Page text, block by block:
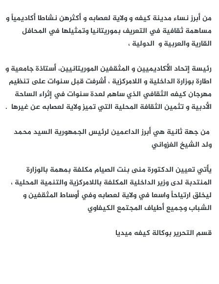
من أبرز نساء مدينة كيفه و ولاية لعصابه و أكثرهن نشاطا أكاديمياً و
مساهمة ثقافية في التعريف بموريتانيا وتمثيلها في المحافل
القارية والعربية و الدولية ،
رئيسة إتحاد الأكاديميين و المثقفين الموريتانيين، أستاذة جامعية و
اطارة بوزارة الداخلية و اللامركزية ، أشرفت قبل سنوات على تنظيم
مهرجان كيفه الثقافي الذي ساهم لعدة سنوات في إثراء الساحة
الأدبية و تثمين الثقافة المحلية التي تميز ولاية لعصابه عن غيرها .
من جهة ثانية هي أبرز الداعمين لرئيس الجمهورية السيد محمد
ولد الشيخ الغزواني
يأتي تعيين الدكتورة منى بنت الصيام مكلفة بمهمة بالوزارة
المنتدبة لدى وزير الداخلية المكلفة باللامركزية والتنمية المحلية ،
ليخلق ارتياحاً واسعا في ولاية لعصابه وفي أوساط المثقفين و
الشباب وجميع أطياف المجتمع الكيفاوي
قسم التحرير بوكالة كيفه ميديا